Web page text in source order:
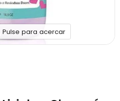
Pulse para acercar